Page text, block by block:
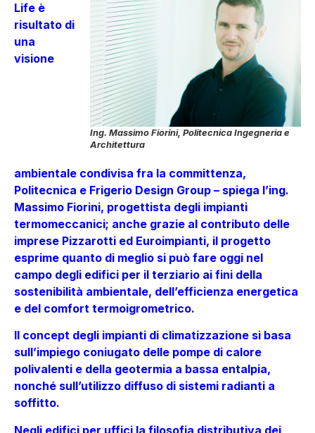
Ing. Massimo Fiorini, Politecnica Ingegneria e
Architettura
Life è
risultato di
una
visione
ambientale condivisa fra la committenza,
Politecnica e Frigerio Design Group – spiega l’ing.
Massimo Fiorini, progettista degli impianti
termomeccanici; anche grazie al contributo delle
imprese Pizzarotti ed Euroimpianti, il progetto
esprime quanto di meglio si può fare oggi nel
campo degli edifici per il terziario ai fini della
sostenibilità ambientale, dell’efficienza energetica
e del comfort termoigrometrico.
Il concept degli impianti di climatizzazione si basa
sull’impiego coniugato delle pompe di calore
polivalenti e della geotermia a bassa entalpia,
nonché sull’utilizzo diffuso di sistemi radianti a
soffitto.
Negli edifici per uffici la filosofia distributiva dei